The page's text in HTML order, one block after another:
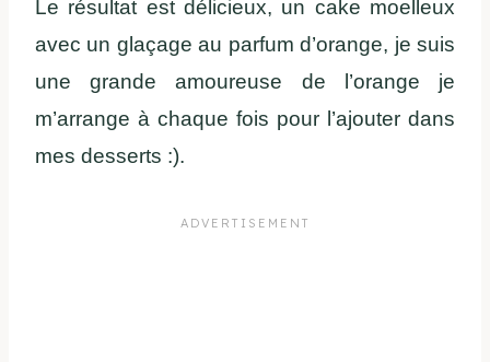
Le résultat est délicieux, un cake moelleux
avec un glaçage au parfum d’orange, je suis
une grande amoureuse de l’orange je
m’arrange à chaque fois pour l’ajouter dans
mes desserts :).